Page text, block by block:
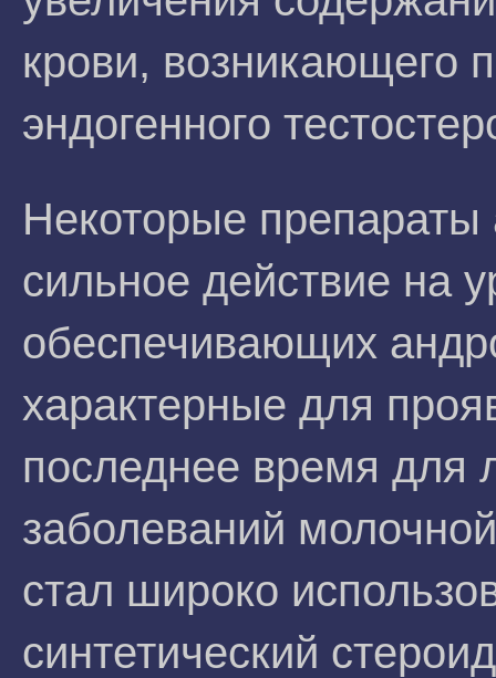
крови, возникающего
эндогенного
Некоторые препараты
сильное действие на
обеспечивающих
характерные для
последнее время для
заболеваний
стал широко
синтетический